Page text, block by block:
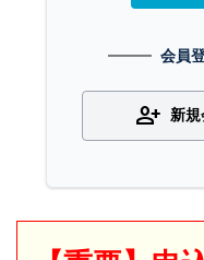
会員
person_add 新規